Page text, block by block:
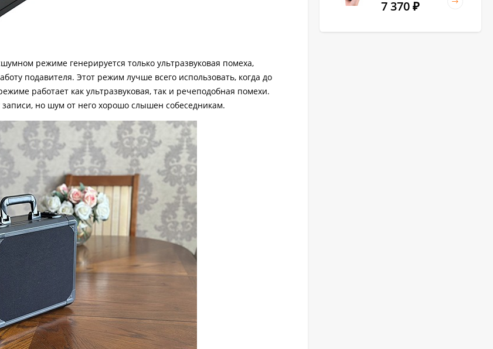
режиме генерируется только ультразвуковая помеха,
подавителя. Этот режим лучше всего использовать, когда до
работает как ультразвуковая, так и речеподобная помехи.
, но шум от него хорошо слышен собеседникам.
7 370 ₽